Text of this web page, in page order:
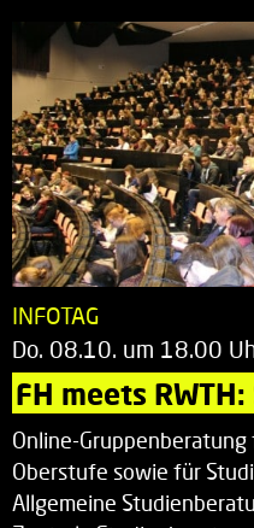
INFOTAG
Do. 08.10. um 18.00
FH meets
Online-
Oberstufe sowie für
Allgemeine